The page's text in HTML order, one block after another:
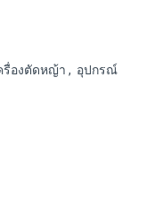
รื่องตัดหญ้า , อุปกรณ์